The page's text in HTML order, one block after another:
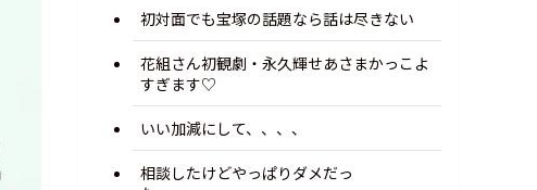
初対面でも宝塚の話題なら話は尽きない
花組さん初観劇・永久輝せあさまかっこよ
すぎます♡
いい加減にして、、、、
相談したけどやっぱりダメだっ